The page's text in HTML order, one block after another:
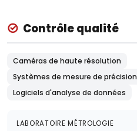
Contrôle qualité
Caméras de haute résolution
Systèmes de mesure de précision
Logiciels d'analyse de données
LABORATOIRE MÉTROLOGIE